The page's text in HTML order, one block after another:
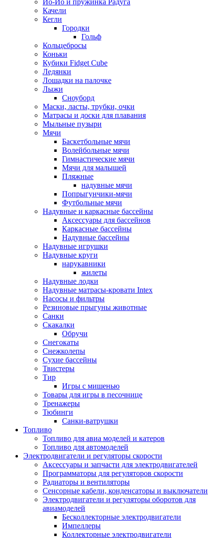
Йо-Йо и пружинка Радуга
Качели
Кегли
Городки
Гольф
Кольцебросы
Коньки
Кубики Fidget Cube
Ледянки
Лошадки на палочке
Лыжи
Сноуборд
Маски, ласты, трубки, очки
Матрасы и доски для плавания
Мыльные пузыри
Мячи
Баскетбольные мячи
Волейбольные мячи
Гимнастические мячи
Мячи для малышей
Пляжные
надувные мячи
Попрыгунчики-мячи
Футбольные мячи
Надувные и каркасные бассейны
Аксессуары для бассейнов
Каркасные бассейны
Надувные бассейны
Надувные игрушки
Надувные круги
нарукавники
жилеты
Надувные лодки
Надувные матрасы-кровати Intex
Насосы и фильтры
Резиновые прыгуны животные
Санки
Скакалки
Обручи
Снегокаты
Снежколепы
Сухие бассейны
Твистеры
Тир
Игры с мишенью
Товары для игры в песочнице
Тренажеры
Тюбинги
Санки-ватрушки
Топливо
Топливо для авиа моделей и катеров
Топливо для автомоделей
Электродвигатели и регуляторы скорости
Аксессуары и запчасти для электродвигателей
Программаторы для регуляторов скорости
Радиаторы и вентиляторы
Сенсорные кабели, конденсаторы и выключатели
Электродвигатели и регуляторы оборотов для
авиамоделей
Бесколлекторные электродвигатели
Импеллеры
Коллекторные электродвигатели